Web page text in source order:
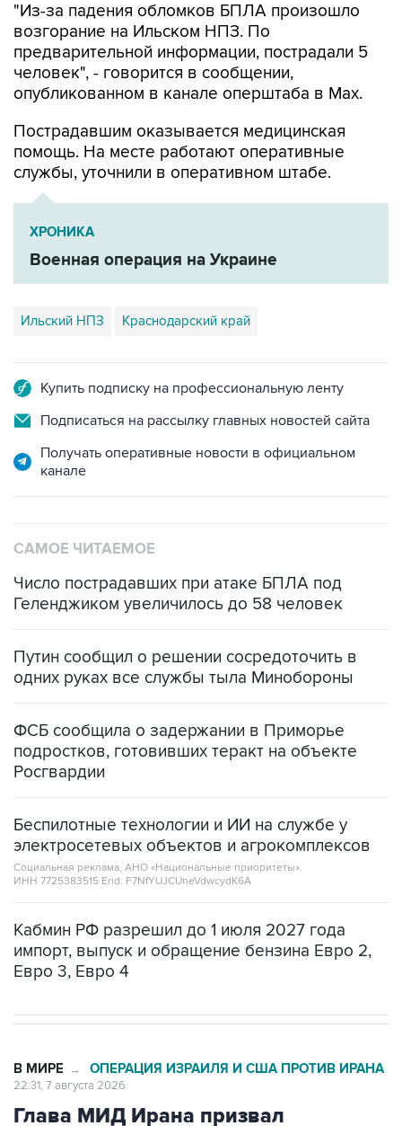
"Из-за падения обломков БПЛА произошло
возгорание на Ильском НПЗ. По
предварительной информации, пострадали 5
человек", - говорится в сообщении,
опубликованном в канале оперштаба в Max.
Пострадавшим оказывается медицинская
помощь. На месте работают оперативные
службы, уточнили в оперативном штабе.
ХРОНИКА
Военная операция на Украине
Ильский НПЗ Краснодарский край
Купить подписку на профессиональную ленту
Подписаться на рассылку главных новостей сайта
Получать оперативные новости в официальном
канале
САМОЕ ЧИТАЕМОЕ
Число пострадавших при атаке БПЛА под
Геленджиком увеличилось до 58 человек
Путин сообщил о решении сосредоточить в
одних руках все службы тыла Минобороны
ФСБ сообщила о задержании в Приморье
подростков, готовивших теракт на объекте
Росгвардии
Беспилотные технологии и ИИ на службе у
электросетевых объектов и агрокомплексов
Социальная реклама, АНО «Национальные приоритеты».
ИНН 7725383515 Erid: F7NfYUJCUneVdwcydK6A
Кабмин РФ разрешил до 1 июля 2027 года
импорт, выпуск и обращение бензина Евро 2,
Евро 3, Евро 4
В МИРЕ → ОПЕРАЦИЯ ИЗРАИЛЯ И США ПРОТИВ ИРАНА
22:31, 7 августа 2026
Глава МИД Ирана призвал